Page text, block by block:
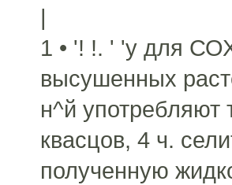
|
1 • '! !. ' 'у для
высушенных
н^й употребляют
квасцов, 4 ч.
полученную